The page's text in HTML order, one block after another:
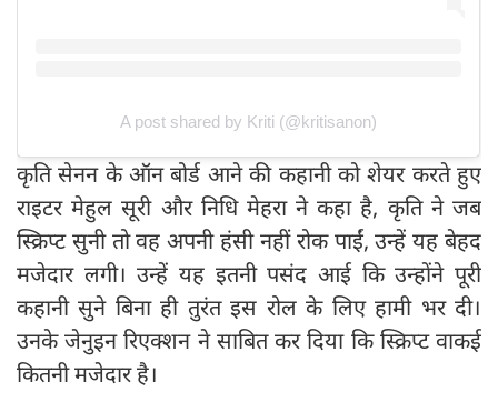
A post shared by Kriti (@kritisanon)
कृति सेनन के ऑन बोर्ड आने की कहानी को शेयर करते हुए
राइटर मेहुल सूरी और निधि मेहरा ने कहा है, कृति ने जब
स्क्रिप्ट सुनी तो वह अपनी हंसी नहीं रोक पाईं, उन्हें यह बेहद
मजेदार लगी। उन्हें यह इतनी पसंद आई कि उन्होंने पूरी
कहानी सुने बिना ही तुरंत इस रोल के लिए हामी भर दी।
उनके जेनुइन रिएक्शन ने साबित कर दिया कि स्क्रिप्ट वाकई
कितनी मजेदार है।